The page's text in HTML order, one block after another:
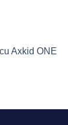
Axkid ONE